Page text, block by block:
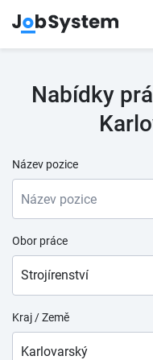
Nabídky
Název pozice
Obor práce
Strojírenství
Kraj / Země
Karlovarský